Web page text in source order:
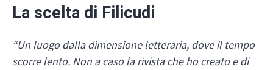
La scelta di Filicudi
“Un luogo dalla dimensione letteraria, dove il tempo
scorre lento. Non a caso la rivista che ho creato e di